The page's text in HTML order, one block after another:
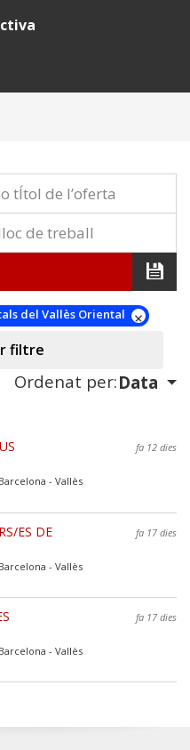
del Vallès Oriental
filtre
Ordenat per:Data
fa 12 dies
Barcelona - Vallès
ES DE
fa 17 dies
Barcelona - Vallès
fa 17 dies
Barcelona - Vallès